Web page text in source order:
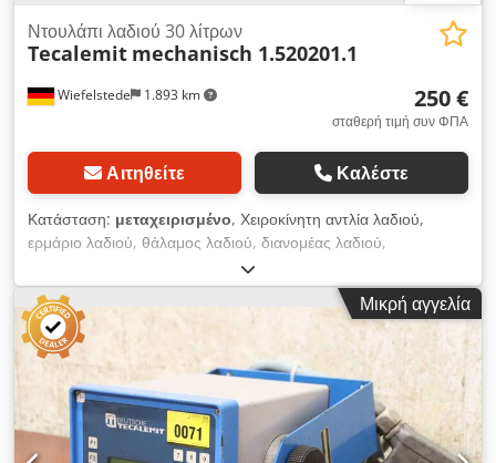
Wiefelstede 1.893 km
Ντουλάπι λαδιού 30 λίτρων
Tecalemit mechanisch 1.520201.1
250 €
σταθερή τιμή συν ΦΠΑ
Αιτηθείτε Καλέστε
Κατάσταση: μεταχειρισμένο, Χειροκίνητη αντλία λαδιού,
ερμάριο λαδιού, θάλαμος λαδιού, διανομέας λαδιού,
εγκατάσταση διανομής λαδιού, συσκευή διανομής λαδιού,
σταθμός λαδιού, φυγόκεντρος λαδιού -Παράδοση: στην
παρούσα κατάσταση όπως επιθεωρήθηκε -Ένδειξη στάθμης:
λείπει, κατάσταση βλέπε φωτογραφίες -Κατασκευαστής:
Tecalemit, φορητή συσκευή διανομής λαδιού με χειροκίνητη
αντλία .: 1.520201.1 -Χωρητικότητα δεξαμενής: περίπου 30
λίτρα -Αντλία: χειροκίνητη -Σωλήνας: με κάνουλα, διακόπτης
ροής -Διαστάσεις: 500/440/Υ820 mm -Βάρος: 17 κιλά
Dcjdokahi Aopfx Apiek
Μικρή αγγελία